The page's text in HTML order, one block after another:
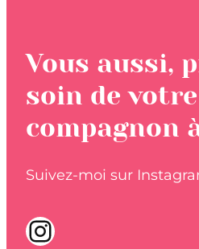
Vous aussi,
soin de votre
compagnon
Suivez-moi sur
Instagram